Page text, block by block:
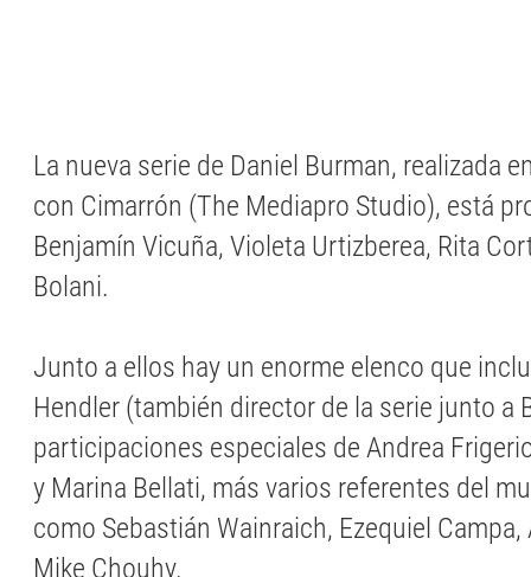
La nueva serie de Daniel Burman, realizada
con Cimarrón (The Mediapro Studio), está
Benjamín Vicuña, Violeta Urtizberea, Rita
Bolani.
Junto a ellos hay un enorme elenco que
Hendler (también director de la serie junto a
participaciones especiales de Andrea
y Marina Bellati, más varios referentes del
como Sebastián Wainraich, Ezequiel
Mike Chouhy.